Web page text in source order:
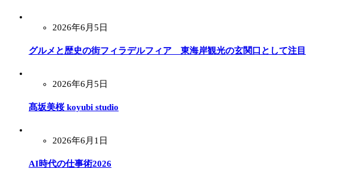
2026年6月5日
グルメと歴史の街フィラデルフィア 東海岸観光の玄関口として注目
2026年6月5日
髙坂美桜 koyubi studio
2026年6月1日
AI時代の仕事術2026